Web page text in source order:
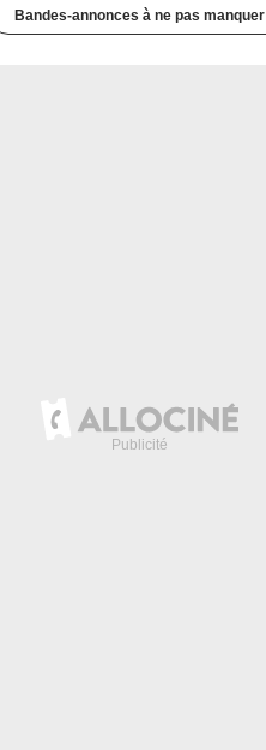
Bandes-annonces à ne pas manquer